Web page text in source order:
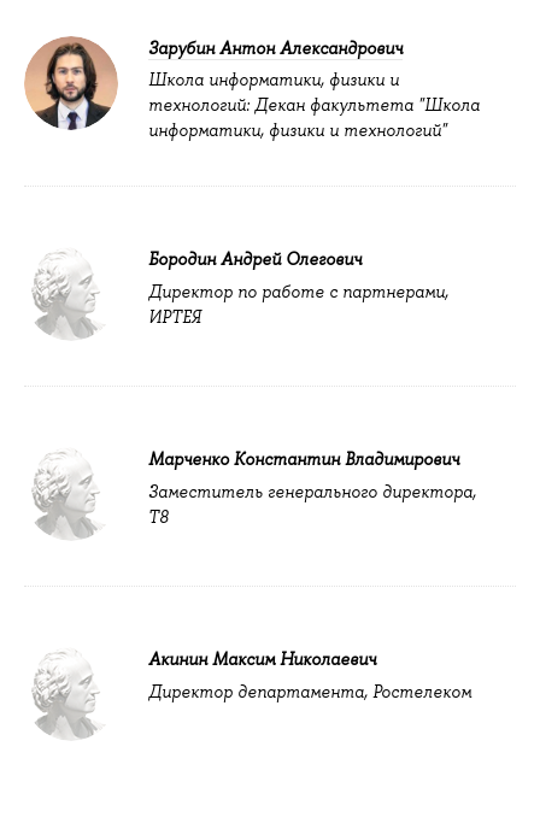
Зарубин Антон Александрович
Школа информатики, физики и
технологий: Декан факультета "Школа
информатики, физики и технологий"
Бородин Андрей Олегович
Директор по работе с партнерами,
ИРТЕЯ
Марченко Константин Владимирович
Заместитель генерального директора,
Т8
Акинин Максим Николаевич
Директор департамента, Ростелеком